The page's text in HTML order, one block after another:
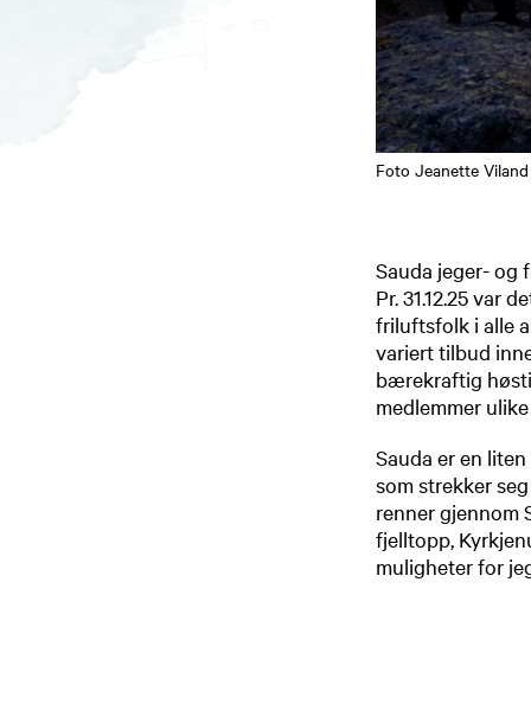
Foto Jeanette Viland
Sauda jeger- og
Pr. 31.12.25 var
friluftsfolk i alle
variert tilbud
bærekraftig
medlemmer
​​Sauda er en
som strekker
renner gjennom
fjelltopp,
muligheter for